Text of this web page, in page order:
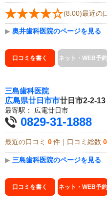
(8.00)最近の
▶ 奥井歯科医院のページを見る
口コミを書く ネット・WEB予約
三島歯科医院
広島県廿日市市廿日市2-2-13
最寄駅： 広電廿日市
0829-31-1888
最近の口コミ 0 件｜口コミ総数 0
▶ 三島歯科医院のページを見る
口コミを書く ネット・WEB予約